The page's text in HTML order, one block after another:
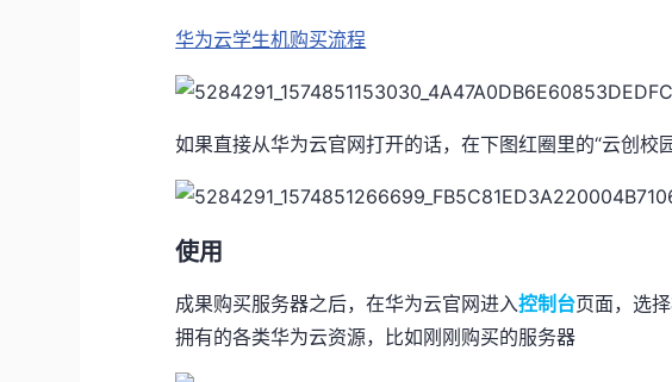
华为云学生机购买流程
如果直接从华为云官网打开的话，在下图红圈里的“云创校
使用
成果购买服务器之后，在华为云官网进入控制台页面，选择
拥有的各类华为云资源，比如刚刚购买的服务器